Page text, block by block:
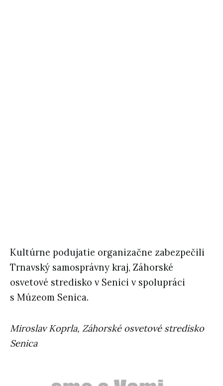
Kultúrne podujatie organizačne zabezpečili
Trnavský samosprávny kraj, Záhorské
osvetové stredisko v Senici v spolupráci
s Múzeom Senica.
Miroslav Koprla, Záhorské osvetové stredisko
Senica